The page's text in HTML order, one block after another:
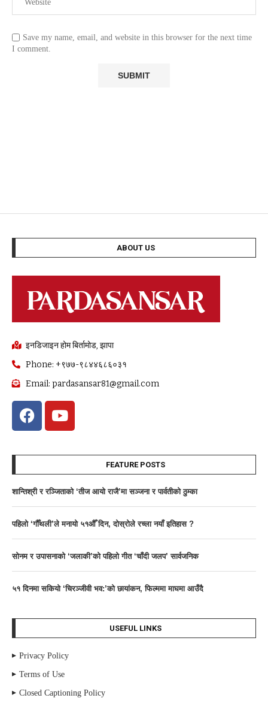
Save my name, email, and website in this browser for the next time
I comment.
ABOUT US
इनडिजाइन होम बिर्तामोड, झापा
Phone: +९७७-९८४४६८६०३१
Email: pardasansar81@gmail.com
FEATURE POSTS
शान्तिश्री र रञ्जिताको ‘तीज आयो राजै’मा सञ्जना र पार्वतीकाे ठुम्का
पहिलो ‘गौँथली’ले मनायो ५१औँ दिन, दोस्रोले रच्ला नयाँ इतिहास ?
साेनम र उपासनाकाे ‘जलाकी’को पहिलो गीत ‘चाँदी जलप’ सार्वजनिक
५१ दिनमा सकियो ‘चिरञ्जीवी भव:’को छायांकन, फिल्ममा माघमा आउँदै
USEFUL LINKS
Privacy Policy
Terms of Use
Closed Captioning Policy